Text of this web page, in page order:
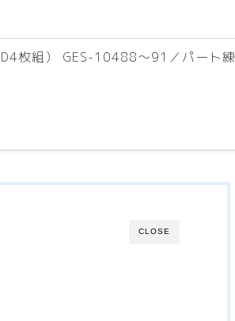
枚組） GES-10488〜91／パート練
CLOSE